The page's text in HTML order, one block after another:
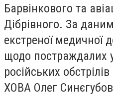
Барвінкового та
Дібрівного. За
екстреної медичної
щодо постраждалих
російських
ХОВА Олег